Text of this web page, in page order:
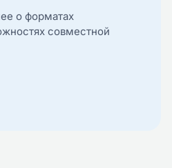
о форматах
совместной